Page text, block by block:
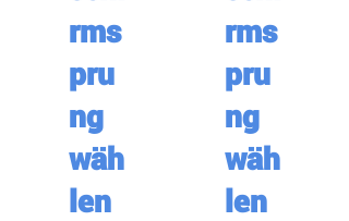
rms
pru
ng
wäh
len
rms
pru
ng
wäh
len